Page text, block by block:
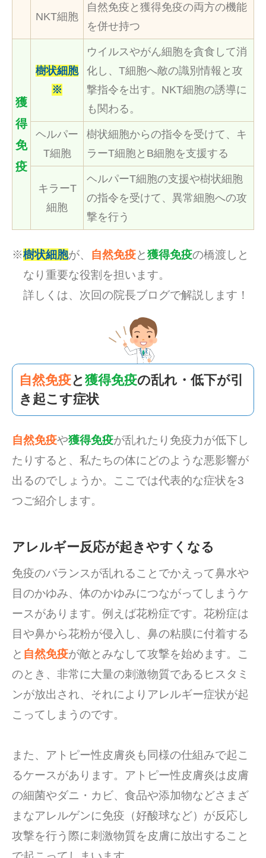
NKT細胞
自然免疫と獲得免疫の両⽅の機能
を併せ持つ
獲
得
免
疫
樹状細胞
※
ウイルスやがん細胞を貪食して消
化し、T細胞へ敵の識別情報と攻
撃指令を出す。NKT細胞の誘導に
も関わる。
ヘルパー
T細胞
樹状細胞からの指令を受けて、キ
ラーT細胞とB細胞を支援する
キラーT
細胞
ヘルパーT細胞の支援や樹状細胞
の指令を受けて、異常細胞への攻
撃を行う
※樹状細胞が、 自然免疫と獲得免疫の橋渡しと
なり重要な役割を担います。
詳しくは、次回の院長ブログで解説します！
自然免疫と獲得免疫の乱れ・低下が引
き起こす症状
自然免疫や獲得免疫が乱れたり免疫力が低下し
たりすると、私たちの体にどのような悪影響が
出るのでしょうか。ここでは代表的な症状を3
つご紹介します。
アレルギー反応が起きやすくなる
免疫のバランスが乱れることでかえって鼻水や
目のかゆみ、体のかゆみにつながってしまうケ
ースがあります。例えば花粉症です。花粉症は
目や鼻から花粉が侵入し、鼻の粘膜に付着する
と 自然免疫が敵とみなして攻撃を始めます。こ
のとき、非常に大量の刺激物質であるヒスタミ
ンが放出され、それによりアレルギー症状が起
こってしまうのです。
また、アトピー性皮膚炎も同様の仕組みで起こ
るケースがあります。アトピー性皮膚炎は皮膚
の細菌やダニ・カビ、食品や添加物などさまざ
まなアレルゲンに免疫（好酸球など）が反応し
攻撃を行う際に刺激物質を皮膚に放出すること